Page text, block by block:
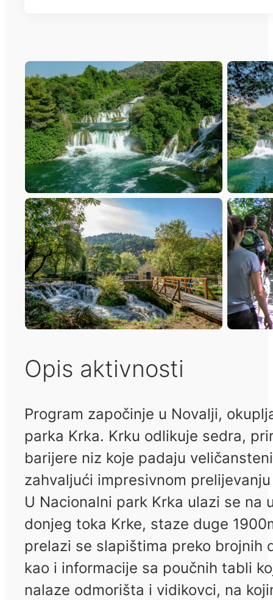
Opis aktivnosti
Program započinje u Novalji,
parka Krka. Krku odlikuje sedra,
barijere niz koje padaju
zahvaljući impresivnom
U Nacionalni park Krka ulazi se
donjeg toka Krke, staze duge
prelazi se slapištima preko brojnih
kao i informacije sa poučnih tabli
nalaze odmorišta i vidikovci, na